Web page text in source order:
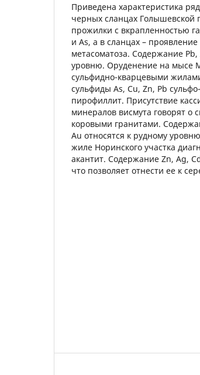
Приведена характеристика
черных сланцах
прожилки с вкрапленностью
и As, а в сланцах –
метасоматоза. Содержание
уровню. Оруденение на мысе
сульфидно-кварцевыми
сульфиды As, Cu, Zn, Pb
пирофиллит. Присутствие
минералов висмута говорят о
коровыми гранитами.
Au относятся к рудному
жиле Норинского участка
акантит. Содержание Zn, Ag,
что позволяет отнести ее к